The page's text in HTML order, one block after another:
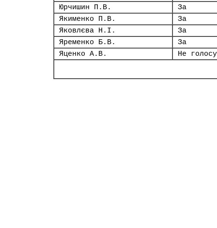
Юрчишин П.В.
За
Якименко П.В.
За
Яковлєва Н.І.
За
Яременко Б.В.
За
Яценко А.В.
Не